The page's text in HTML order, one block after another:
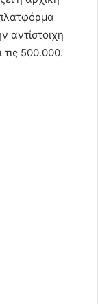
αντίστοιχη
τις 500.000.